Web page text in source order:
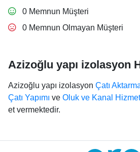
0 Memnun Müşteri
0 Memnun Olmayan Müşteri
Azizoğlu yapı izolasyon
Azizoğlu yapı izolasyon Çatı
Çatı Yapımı ve Oluk ve Kanal
et vermektedir.